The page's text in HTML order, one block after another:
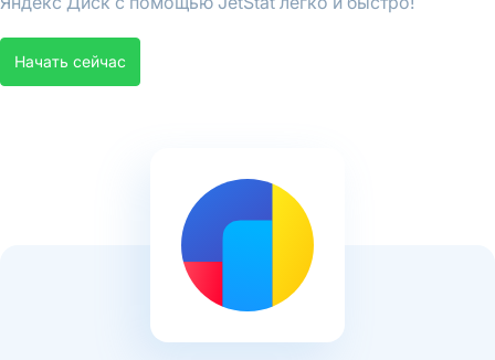
Начать сейчас